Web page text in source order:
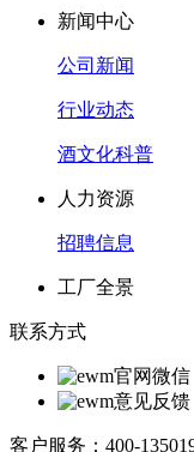
新闻中心
公司新闻
行业动态
酒文化科普
人力资源
招聘信息
工厂全景
联系方式
官网微信
意见反馈
客户服务：400-